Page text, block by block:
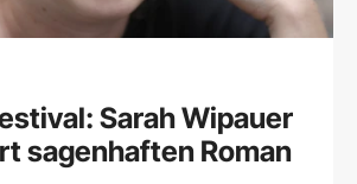
Sarah Wipauer
sagenhaften Roman